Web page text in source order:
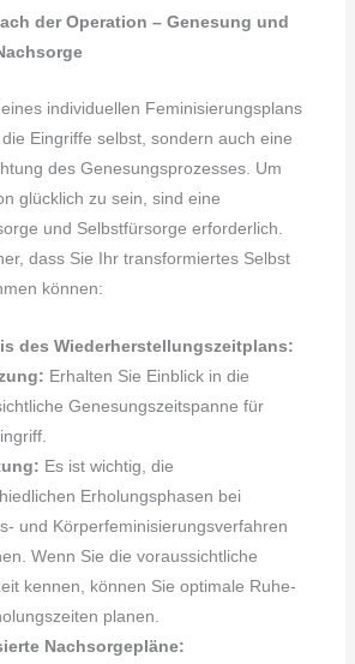
der Operation – Genesung und
individuellen Feminisierungsplans
Eingriffe selbst, sondern auch eine
des Genesungsprozesses. Um
glücklich zu sein, sind eine
und Selbstfürsorge erforderlich.
dass Sie Ihr transformiertes Selbst
können:
des Wiederherstellungszeitplans:
Erhalten Sie Einblick in die
Genesungszeitspanne für
Es ist wichtig, die
Erholungsphasen bei
und Körperfeminisierungsverfahren
Wenn Sie die voraussichtliche
kennen, können Sie optimale Ruhe-
planen.
Nachsorgepläne: